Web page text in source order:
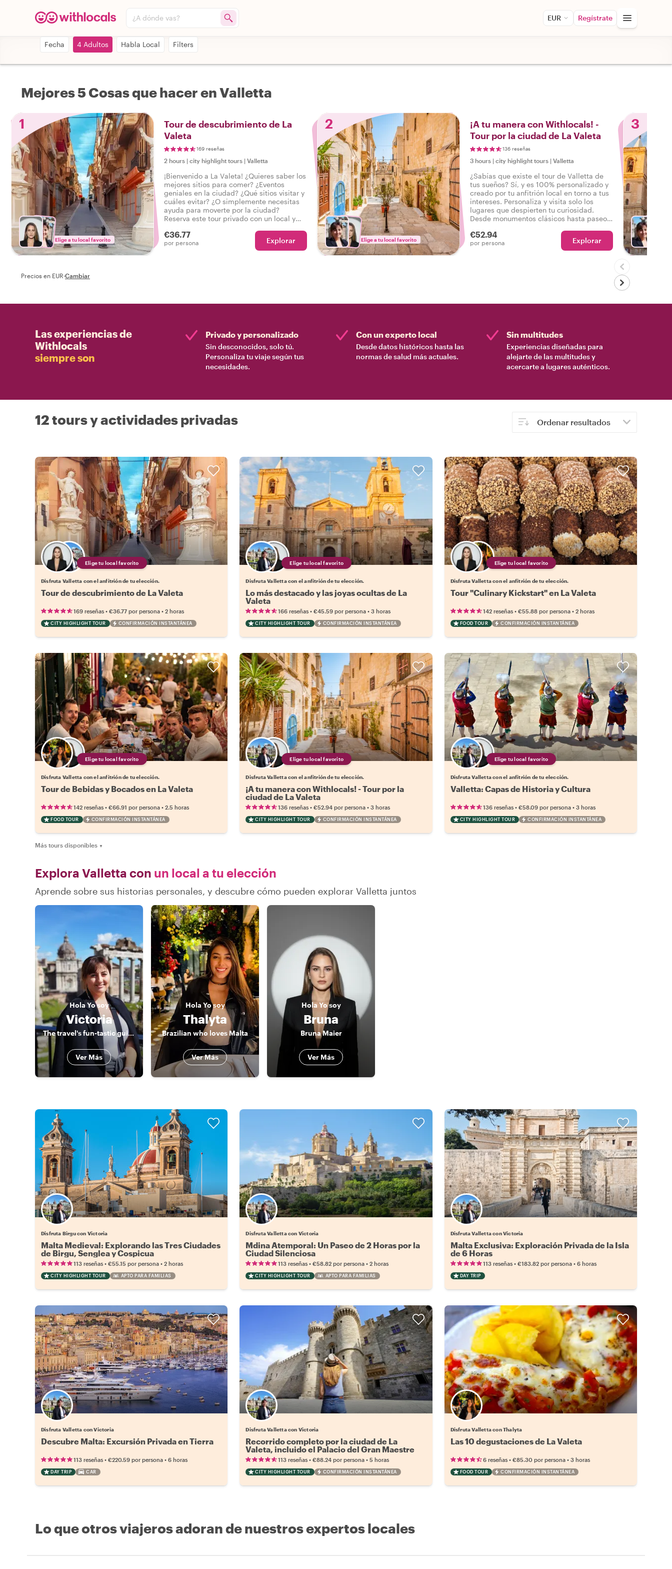
¿A dónde vas? EUR Regístrate
Fecha 4 Adultos Habla Local Filters
Mejores 5 Cosas que hacer en Valletta
1
Elige a tu local favorito
Tour de descubrimiento de La
Valeta
169 reseñas
2 hours | city highlight tours | Valletta
¡Bienvenido a La Valeta! ¿Quieres saber los
mejores sitios para comer? ¿Eventos
geniales en la ciudad? ¿Qué sitios visitar y
cuáles evitar? ¿O simplemente necesitas
ayuda para moverte por la ciudad?
Reserva este tour privado con un local y
para empezar tu viaje por la ciudad con
buen pie.
€36.77
por persona Explorar
2
Elige a tu local favorito
¡A tu manera con Withlocals! -
Tour por la ciudad de La Valeta
136 reseñas
3 hours | city highlight tours | Valletta
¿Sabías que existe el tour de Valletta de
tus sueños? Sí, y es 100% personalizado y
creado por tu anfitrión local en torno a tus
intereses. Personaliza y visita solo los
lugares que despierten tu curiosidad.
Desde monumentos clásicos hasta paseos
€52.94
por persona Explorar
3
Precios en EUR·Cambiar
Las experiencias de
Withlocals
siempre son
Privado y personalizado
Sin desconocidos, solo tú.
Personaliza tu viaje según tus
necesidades.
Con un experto local
Desde datos históricos hasta las
normas de salud más actuales.
Sin multitudes
Experiencias diseñadas para
alejarte de las multitudes y
acercarte a lugares auténticos.
12 tours y actividades privadas Ordenar resultados
Elige tu local favorito
Disfruta Valletta con el anfitrión de tu elección.
Tour de descubrimiento de La Valeta
169 reseñas • €36.77 por persona • 2 horas
CITY HIGHLIGHT TOUR CONFIRMACIÓN INSTANTÁNEA
Elige tu local favorito
Disfruta Valletta con el anfitrión de tu elección.
Lo más destacado y las joyas ocultas de La
Valeta
166 reseñas •€45.59 por persona •3 horas
CITY HIGHLIGHT TOUR CONFIRMACIÓN INSTANTÁNEA
Elige tu local favorito
Disfruta Valletta con el anfitrión de tu elección.
Tour "Culinary Kickstart" en La Valeta
142 reseñas• €55.88 por persona• 2 horas
FOOD TOUR CONFIRMACIÓN INSTANTÁNEA
Elige tu local favorito
Disfruta Valletta con el anfitrión de tu elección.
Tour de Bebidas y Bocados en La Valeta
142 reseñas • €66.91 por persona • 2.5 horas
FOOD TOUR CONFIRMACIÓN INSTANTÁNEA
Elige tu local favorito
Disfruta Valletta con el anfitrión de tu elección.
¡A tu manera con Withlocals! - Tour por la
ciudad de La Valeta
136 reseñas •€52.94 por persona •3 horas
CITY HIGHLIGHT TOUR CONFIRMACIÓN INSTANTÁNEA
Elige tu local favorito
Disfruta Valletta con el anfitrión de tu elección.
Valletta: Capas de Historia y Cultura
136 reseñas• €58.09 por persona• 3 horas
CITY HIGHLIGHT TOUR CONFIRMACIÓN INSTANTÁNEA
Más tours disponibles ▼
Explora Valletta con un local a tu elección
Aprende sobre sus historias personales, y descubre cómo pueden explorar Valletta juntos
Hola Yo soy
Victoria
The travel's fun-tastic guide to exploring Malta!
Ver Más
Hola Yo soy
Thalyta
Brazilian who loves Malta
Ver Más
Hola Yo soy
Bruna
Bruna Maier
Ver Más
Disfruta Birgu con Victoria
Malta Medieval: Explorando las Tres Ciudades
de Birgu, Senglea y Cospicua
113 reseñas • €55.15 por persona • 2 horas
CITY HIGHLIGHT TOUR APTO PARA FAMILIAS
Disfruta Valletta con Victoria
Mdina Atemporal: Un Paseo de 2 Horas por la
Ciudad Silenciosa
113 reseñas •€58.82 por persona •2 horas
CITY HIGHLIGHT TOUR APTO PARA FAMILIAS
Disfruta Valletta con Victoria
Malta Exclusiva: Exploración Privada de la Isla
de 6 Horas
113 reseñas• €183.82 por persona• 6 horas
DAY TRIP
Disfruta Valletta con Victoria
Descubre Malta: Excursión Privada en Tierra
113 reseñas • €220.59 por persona • 6 horas
DAY TRIP CAR
Disfruta Valletta con Victoria
Recorrido completo por la ciudad de La
Valeta, incluido el Palacio del Gran Maestre
113 reseñas •€88.24 por persona •5 horas
CITY HIGHLIGHT TOUR CONFIRMACIÓN INSTANTÁNEA
Disfruta Valletta con Thalyta
Las 10 degustaciones de La Valeta
6 reseñas• €85.30 por persona• 3 horas
FOOD TOUR CONFIRMACIÓN INSTANTÁNEA
Lo que otros viajeros adoran de nuestros expertos locales